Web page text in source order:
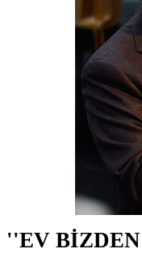
''EV